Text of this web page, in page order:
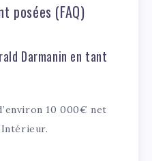
posées (FAQ)
Darmanin en tant
10 000€ net